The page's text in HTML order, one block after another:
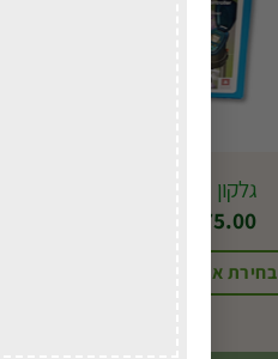
גלקון 7001
475.00
בחירת אפשרויות